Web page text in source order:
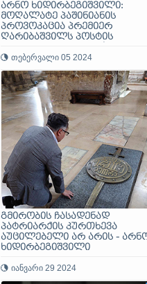
არნო ხიდირბეგიშვილი:
მოღალატე პაშინიანის
პროვოკაცია პრემიერ
ღარიბაშვილს პოსტის
თებერვალი 05 2024
გმირობის ჩასადენად
პატრიარქის კურთხევა
აუცილებელი არ არის -
ხიდირბეგიშვილი
იანვარი 29 2024